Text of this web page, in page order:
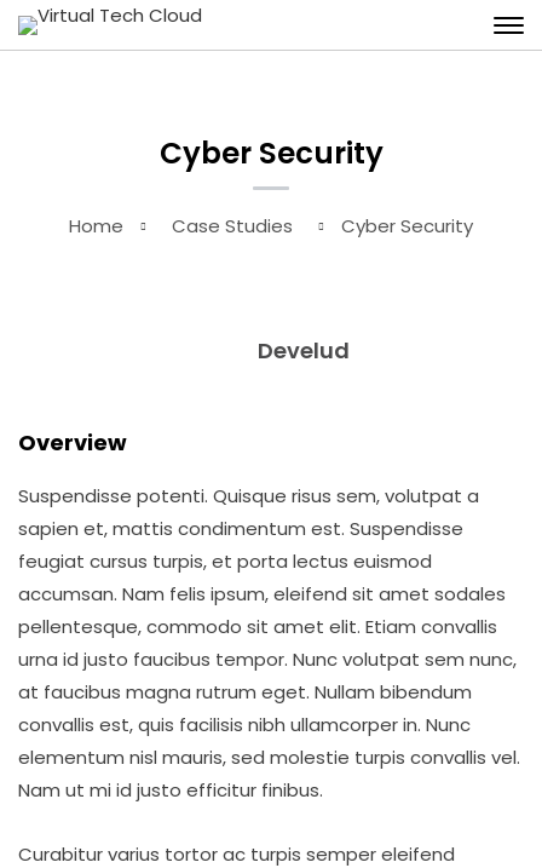
Cyber Security
Home Case Studies Cyber Security
Develud
Overview
Suspendisse potenti. Quisque risus sem, volutpat a
sapien et, mattis condimentum est. Suspendisse
feugiat cursus turpis, et porta lectus euismod
accumsan. Nam felis ipsum, eleifend sit amet sodales
pellentesque, commodo sit amet elit. Etiam convallis
urna id justo faucibus tempor. Nunc volutpat sem nunc,
at faucibus magna rutrum eget. Nullam bibendum
convallis est, quis facilisis nibh ullamcorper in. Nunc
elementum nisl mauris, sed molestie turpis convallis vel.
Nam ut mi id justo efficitur finibus.
Curabitur varius tortor ac turpis semper eleifend